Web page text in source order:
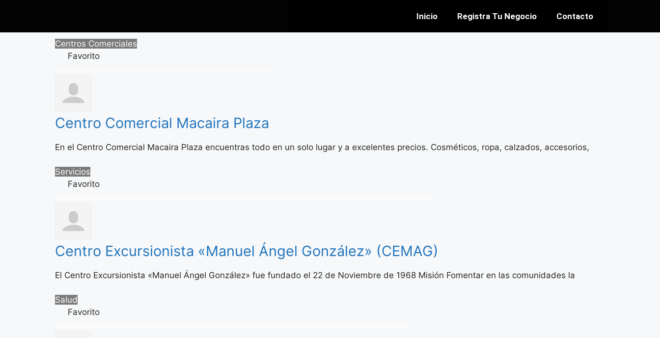
Inicio Registra Tu Negocio Contacto
Centros Comerciales
Favorito
Centro Comercial Macaira Plaza
En el Centro Comercial Macaira Plaza encuentras todo en un solo lugar y a excelentes precios. Cosméticos, ropa, calzados, accesorios,
Servicios
Favorito
Centro Excursionista «Manuel Ángel González» (CEMAG)
El Centro Excursionista «Manuel Ángel González» fue fundado el 22 de Noviembre de 1968 Misión Fomentar en las comunidades la
Salud
Favorito